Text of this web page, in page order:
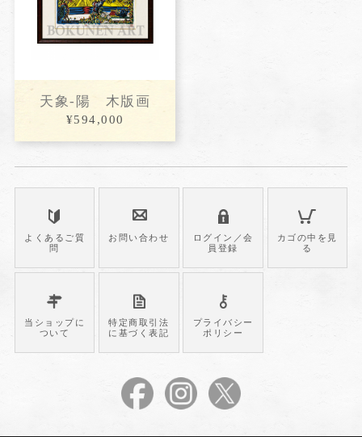
天象-陽 木版画
¥594,000
よくあるご質
問
お問い合わせ
ログイン／会
員登録
カゴの中を見
る
当ショップに
ついて
特定商取引法
に基づく表記
プライバシー
ポリシー